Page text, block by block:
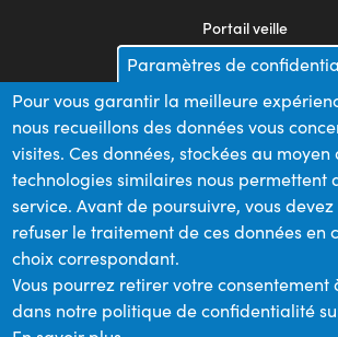
2
Portail veille
Mentions légales
Appels d'offres
Plan du site
Nos financeurs
Membre du
Paramètres de
Pour vous garantir la meilleure
nous recueillons des données vous
visites. Ces données, stockées au moyen
technologies similaires nous permettent
service. Avant de poursuivre, vous
refuser le traitement de ces données en
choix correspondant.
Vous pourrez retirer votre consentement
dans notre politique de confidentialité